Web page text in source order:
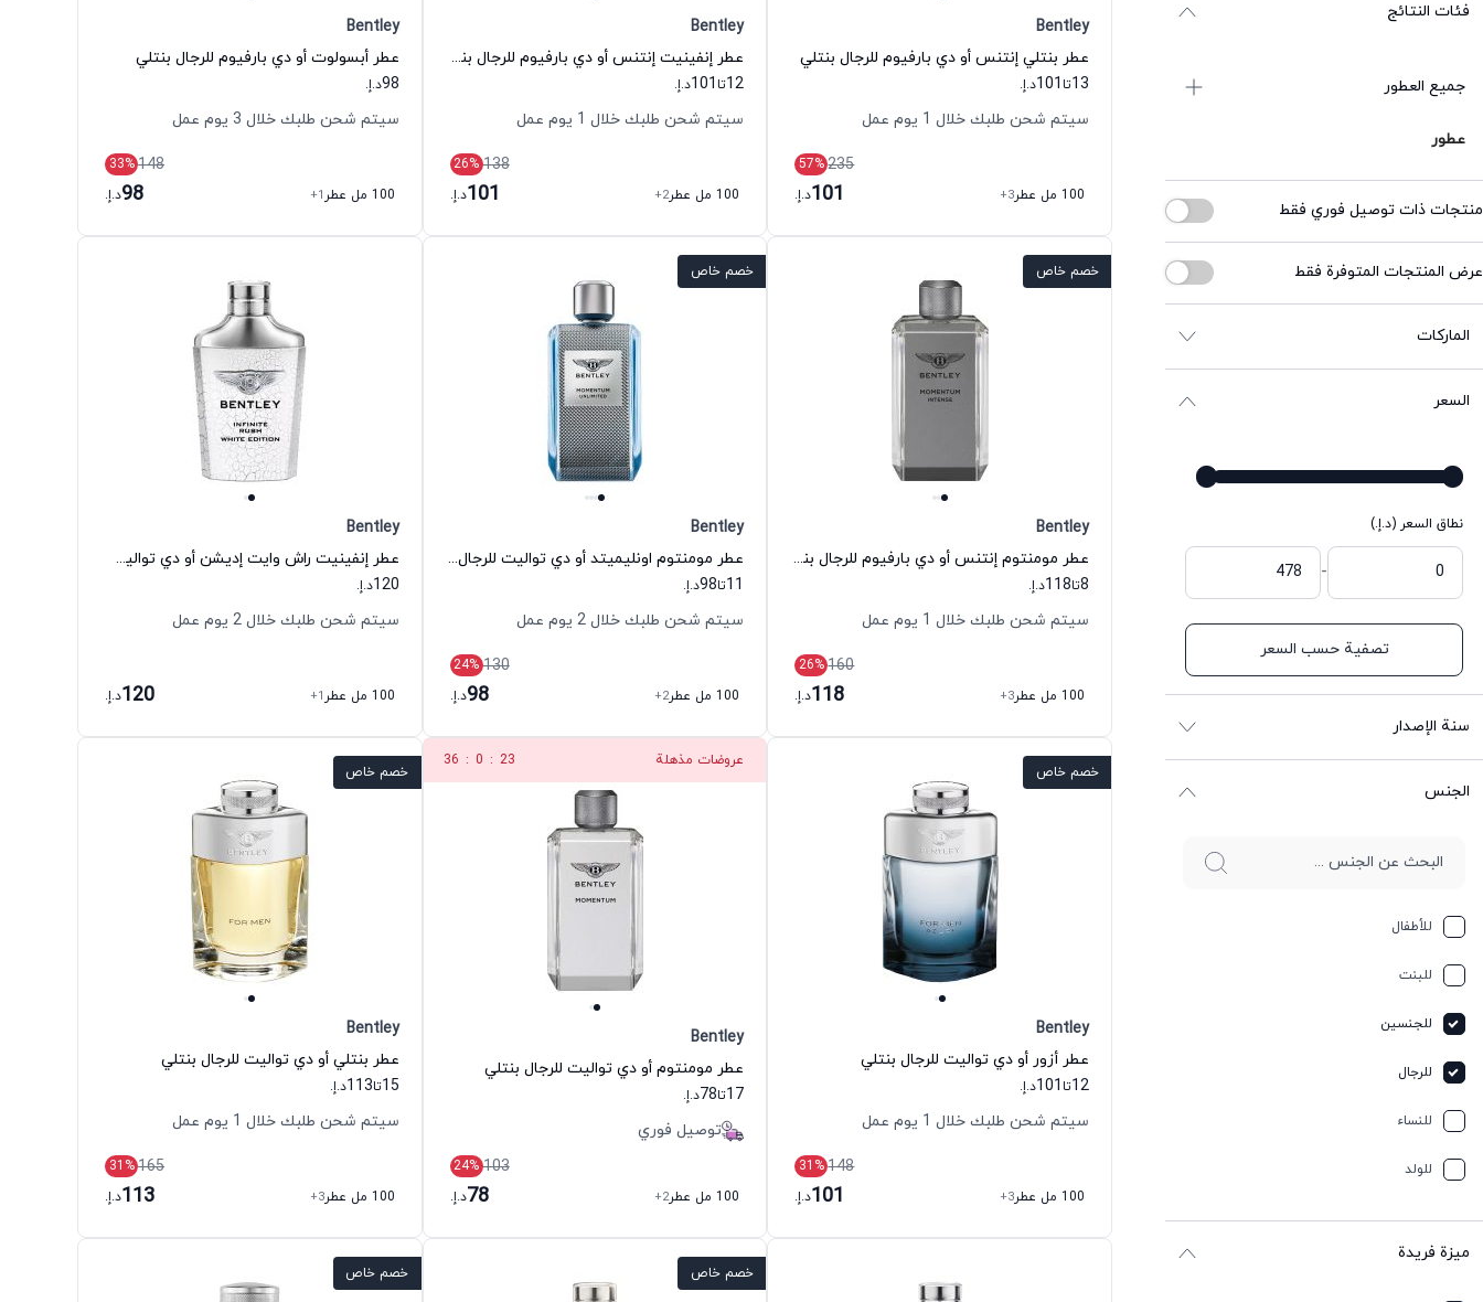
فئات النتائج
جميع العطور
عطور
منتجات ذات توصيل فوري فقط
عرض المنتجات المتوفرة فقط
الماركات
السعر
نطاق السعر (د.إ.)
-
تصفية حسب السعر
سنة الإصدار
الجنس
للأطفال
للبنت
للجنسين
للرجال
للنساء
للولد
ميزة فريدة
Bentley
عطر بنتلي إنتنس أو دي بارفيوم للرجال بنتلي
13تا 101د.إ.
سيتم شحن طلبك خلال 1 يوم عمل
235
57%
100 مل عطر
+3
101د.إ.
Bentley
عطر إنفينيت إنتنس أو دي بارفيوم للرجال بنتلي
12تا 101د.إ.
سيتم شحن طلبك خلال 1 يوم عمل
138
26%
100 مل عطر
+2
101د.إ.
Bentley
عطر أبسولوت أو دي بارفيوم للرجال بنتلي
98د.إ.
سيتم شحن طلبك خلال 3 يوم عمل
148
33%
100 مل عطر
+1
98د.إ.
خصم خاص
Bentley
عطر مومنتوم إنتنس أو دي بارفيوم للرجال بنتلي
8تا118د.إ.
سيتم شحن طلبك خلال 1 يوم عمل
160
26%
100 مل عطر
+3
118د.إ.
خصم خاص
Bentley
عطر مومنتوم اونليميتد أو دي تواليت للرجال بنتلي
11تا98د.إ.
سيتم شحن طلبك خلال 2 يوم عمل
130
24%
100 مل عطر
+2
98د.إ.
Bentley
عطر إنفينيت راش وايت إديشن أو دي تواليت للرجال بنتلي
120د.إ.
سيتم شحن طلبك خلال 2 يوم عمل
100 مل عطر +1
120د.إ.
خصم خاص
Bentley
عطر أزور أو دي تواليت للرجال بنتلي
12تا 101د.إ.
سيتم شحن طلبك خلال 1 يوم عمل
148
31 %
100 مل عطر
+3
101د.إ.
عروضات مذهلة 22
:
0
:
36
Bentley
عطر مومنتوم أو دي تواليت للرجال بنتلي
17تا78د.إ.
توصيل فوري
103
24%
100 مل عطر
+2
78د.إ.
خصم خاص
Bentley
عطر بنتلي أو دي تواليت للرجال بنتلي
15تا113د.إ.
سيتم شحن طلبك خلال 1 يوم عمل
165
31 %
100 مل عطر
+3
113د.إ.
خصم خاص خصم خاص